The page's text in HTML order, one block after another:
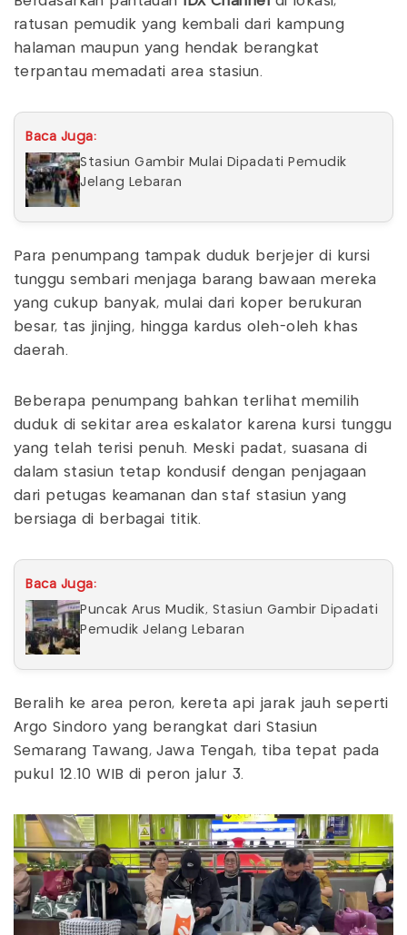
ratusan pemudik yang kembali dari kampung
halaman maupun yang hendak berangkat
terpantau memadati area stasiun.
Baca Juga:
Stasiun Gambir Mulai Dipadati Pemudik
Jelang Lebaran
Para penumpang tampak duduk berjejer di kursi
tunggu sembari menjaga barang bawaan mereka
yang cukup banyak, mulai dari koper berukuran
besar, tas jinjing, hingga kardus oleh-oleh khas
daerah.
Beberapa penumpang bahkan terlihat memilih
duduk di sekitar area eskalator karena kursi tunggu
yang telah terisi penuh. Meski padat, suasana di
dalam stasiun tetap kondusif dengan penjagaan
dari petugas keamanan dan staf stasiun yang
bersiaga di berbagai titik.
Baca Juga:
Puncak Arus Mudik, Stasiun Gambir Dipadati
Pemudik Jelang Lebaran
Beralih ke area peron, kereta api jarak jauh seperti
Argo Sindoro yang berangkat dari Stasiun
Semarang Tawang, Jawa Tengah, tiba tepat pada
pukul 12.10 WIB di peron jalur 3.